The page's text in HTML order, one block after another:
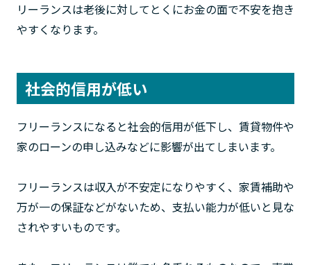
リーランスは老後に対してとくにお金の面で不安を抱き
やすくなります。
社会的信用が低い
フリーランスになると社会的信用が低下し、賃貸物件や
家のローンの申し込みなどに影響が出てしまいます。
フリーランスは収入が不安定になりやすく、家賃補助や
万が一の保証などがないため、支払い能力が低いと見な
されやすいものです。